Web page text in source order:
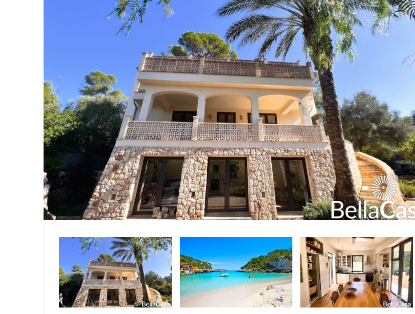
|-León
|-Palencia
|-Salamanca
|-Segovia
|-Soria
|-Zamora
Castilla-La Mancha
|-Albacete
|-Toledo
Cataluña